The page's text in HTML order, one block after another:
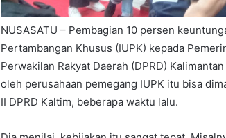
NUSASATU – Pembagian 10 persen
Pertambangan Khusus (IUPK) kepada
Perwakilan Rakyat Daerah (DPRD)
oleh perusahaan pemegang IUPK itu bisa
II DPRD Kaltim, beberapa waktu lalu.